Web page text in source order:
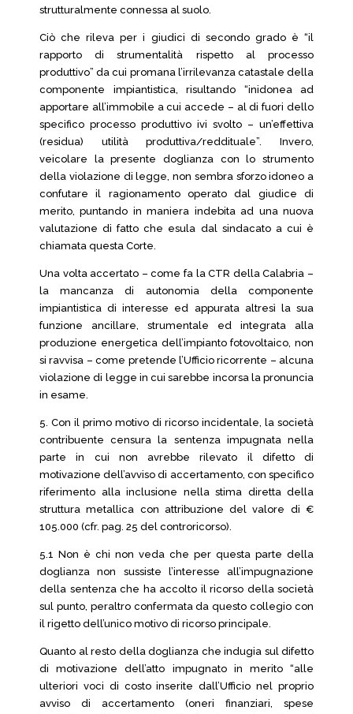
strutturalmente connessa al suolo.
Ciò che rileva per i giudici di secondo grado è “il
rapporto di strumentalità rispetto al processo
produttivo” da cui promana l’irrilevanza catastale della
componente impiantistica, risultando “inidonea ad
apportare all’immobile a cui accede – al di fuori dello
specifico processo produttivo ivi svolto – un’effettiva
(residua) utilità produttiva/reddituale”. Invero,
veicolare la presente doglianza con lo strumento
della violazione di legge, non sembra sforzo idoneo a
confutare il ragionamento operato dal giudice di
merito, puntando in maniera indebita ad una nuova
valutazione di fatto che esula dal sindacato a cui è
chiamata questa Corte.
Una volta accertato – come fa la CTR della Calabria –
la mancanza di autonomia della componente
impiantistica di interesse ed appurata altresì la sua
funzione ancillare, strumentale ed integrata alla
produzione energetica dell’impianto fotovoltaico, non
si ravvisa – come pretende l’Ufficio ricorrente – alcuna
violazione di legge in cui sarebbe incorsa la pronuncia
in esame.
5. Con il primo motivo di ricorso incidentale, la società
contribuente censura la sentenza impugnata nella
parte in cui non avrebbe rilevato il difetto di
motivazione dell’avviso di accertamento, con specifico
riferimento alla inclusione nella stima diretta della
struttura metallica con attribuzione del valore di €
105.000 (cfr. pag. 25 del controricorso).
5.1 Non è chi non veda che per questa parte della
doglianza non sussiste l’interesse all’impugnazione
della sentenza che ha accolto il ricorso della società
sul punto, peraltro confermata da questo collegio con
il rigetto dell’unico motivo di ricorso principale.
Quanto al resto della doglianza che indugia sul difetto
di motivazione dell’atto impugnato in merito “alle
ulteriori voci di costo inserite dall’Ufficio nel proprio
avviso di accertamento (oneri finanziari, spese